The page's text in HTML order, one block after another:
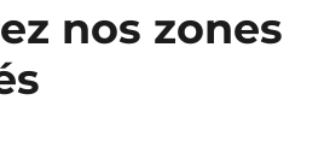
nos zones